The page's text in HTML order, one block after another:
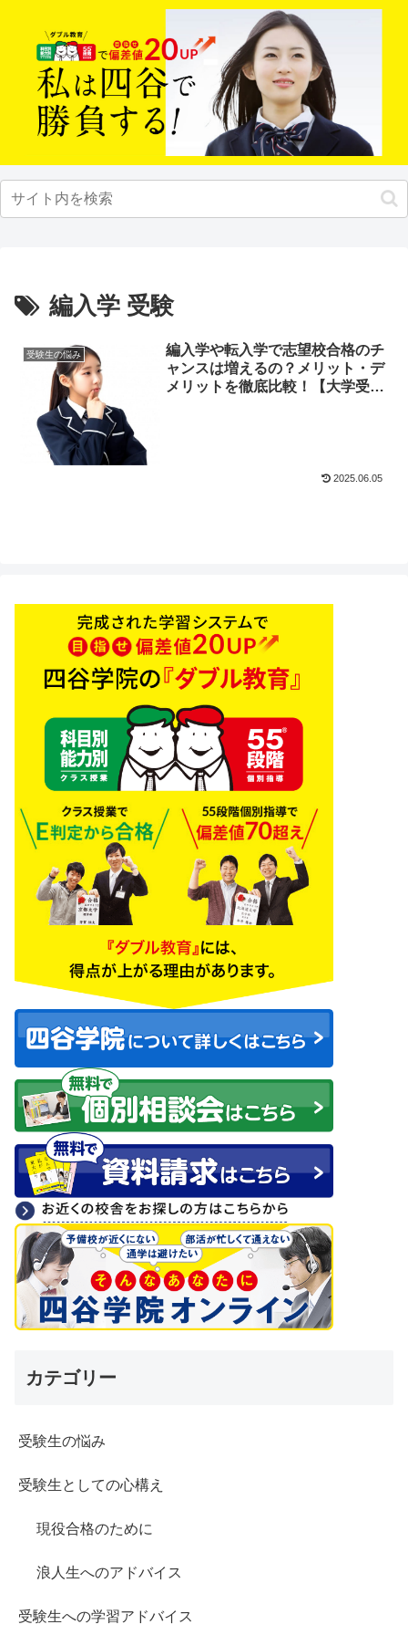
編入学 受験
受験生の悩み
編入学や転入学で志望校合格のチ
ャンスは増えるの？メリット・デ
メリットを徹底比較！【大学受験
2025.06.05
カテゴリー
受験生の悩み
受験生としての心構え
現役合格のために
浪人生へのアドバイス
受験生への学習アドバイス